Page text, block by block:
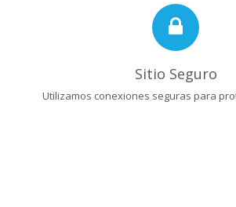
Sitio Seguro
Utilizamos conexiones seguras para